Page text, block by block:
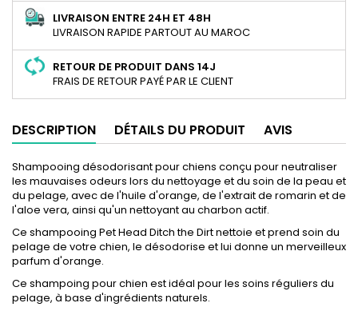
LIVRAISON ENTRE 24H ET 48H
LIVRAISON RAPIDE PARTOUT AU MAROC
RETOUR DE PRODUIT DANS 14J
FRAIS DE RETOUR PAYÉ PAR LE CLIENT
DESCRIPTION DÉTAILS DU PRODUIT AVIS
Shampooing désodorisant pour chiens conçu pour neutraliser
les mauvaises odeurs lors du nettoyage et du soin de la peau et
du pelage, avec de l'huile d'orange, de l'extrait de romarin et de
l'aloe vera, ainsi qu'un nettoyant au charbon actif.
Ce shampooing Pet Head Ditch the Dirt nettoie et prend soin du
pelage de votre chien, le désodorise et lui donne un merveilleux
parfum d'orange.
Ce shampoing pour chien est idéal pour les soins réguliers du
pelage, à base d'ingrédients naturels.